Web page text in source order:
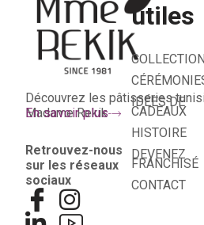
Découvrez les pâtisseries
Madame Rekik
En savoir plus
Retrouvez-nous
sur les réseaux
sociaux
utiles
COLLECTION
IDÉES DE
CADEAUX
HISTOIRE
DEVENEZ
FRANCHISÉ
CONTACT